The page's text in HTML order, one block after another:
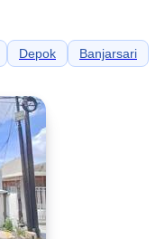
Depok Banjarsari